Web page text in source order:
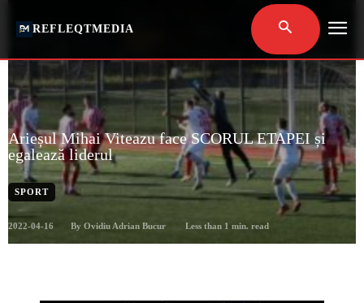
REFLEQTMEDIA
Arieșul Mihai Viteazu face SCORUL ETAPEI și
egalează liderul
SPORT
2022-04-16 By Ovidiu Adrian Bucur Less than 1 min. read